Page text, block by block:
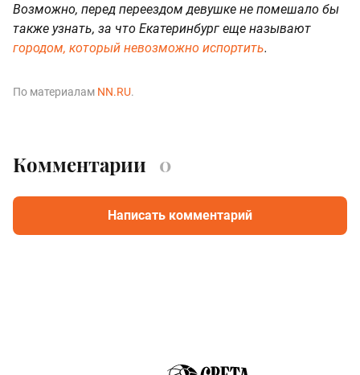
Возможно, перед переездом девушке не помешало бы
также узнать, за что Екатеринбург еще называют
городом, который невозможно испортить.
По материалам NN.RU.
Комментарии 0
Написать комментарий